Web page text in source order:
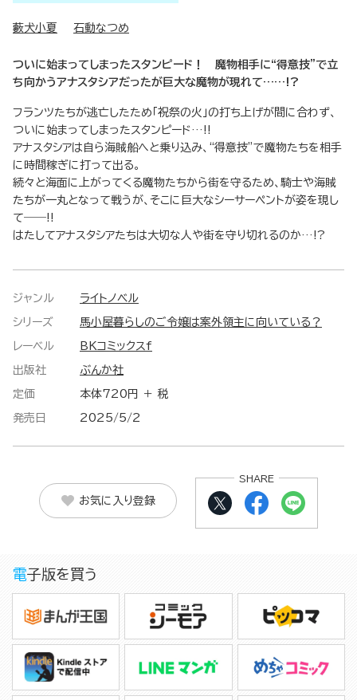
藪犬小夏 石動なつめ
ついに始まってしまったスタンピード！ 魔物相手に“得意技”で立
ち向かうアナスタシアだったが巨大な魔物が現れて……!?
フランツたちが逃亡したため「祝祭の火」の打ち上げが間に合わず、
ついに始まってしまったスタンピード…!!
アナスタシアは自ら海賊船へと乗り込み、“得意技”で魔物たちを相手
に時間稼ぎに打って出る。
続々と海面に上がってくる魔物たちから街を守るため、騎士や海賊
たちが一丸となって戦うが、そこに巨大なシーサーペントが姿を現し
て――!!
はたしてアナスタシアたちは大切な人や街を守り切れるのか…!?
ジャンル ライトノベル
シリーズ 馬小屋暮らしのご令嬢は案外領主に向いている？
レーベル BKコミックスf
出版社 ぶんか社
定価 本体720円 ＋ 税
発売日 2025/5/2
お気に入り登録
SHARE
電子版を買う